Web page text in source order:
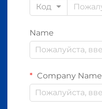
Код
Name
Company Name